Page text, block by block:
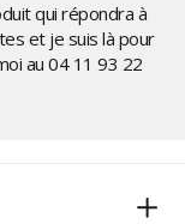
qui répondra à
et je suis là pour
au04 11 93 22